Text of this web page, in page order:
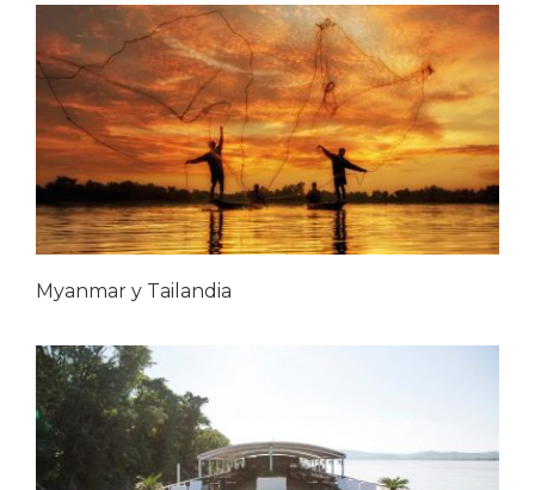
Myanmar y Tailandia